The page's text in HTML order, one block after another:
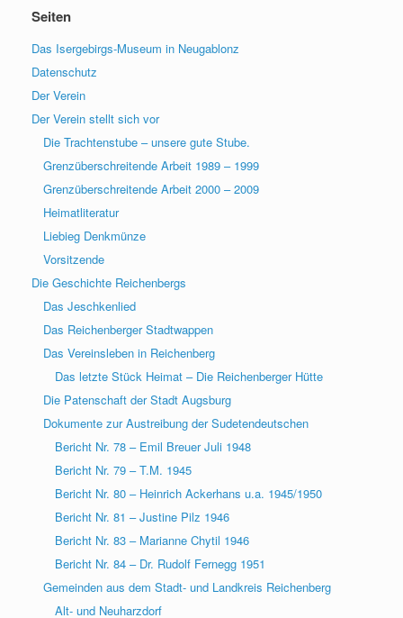
Seiten
Das Isergebirgs-Museum in Neugablonz
Datenschutz
Der Verein
Der Verein stellt sich vor
Die Trachtenstube – unsere gute Stube.
Grenzüberschreitende Arbeit 1989 – 1999
Grenzüberschreitende Arbeit 2000 – 2009
Heimatliteratur
Liebieg Denkmünze
Vorsitzende
Die Geschichte Reichenbergs
Das Jeschkenlied
Das Reichenberger Stadtwappen
Das Vereinsleben in Reichenberg
Das letzte Stück Heimat – Die Reichenberger Hütte
Die Patenschaft der Stadt Augsburg
Dokumente zur Austreibung der Sudetendeutschen
Bericht Nr. 78 – Emil Breuer Juli 1948
Bericht Nr. 79 – T.M. 1945
Bericht Nr. 80 – Heinrich Ackerhans u.a. 1945/1950
Bericht Nr. 81 – Justine Pilz 1946
Bericht Nr. 83 – Marianne Chytil 1946
Bericht Nr. 84 – Dr. Rudolf Fernegg 1951
Gemeinden aus dem Stadt- und Landkreis Reichenberg
Alt- und Neuharzdorf